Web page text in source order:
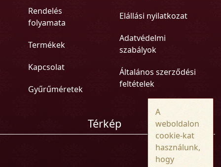
Rendelés
folyamata
Termékek
Kapcsolat
Gyűrűméretek
Elállási nyilatkozat
Adatvédelmi
szabályok
Általános szerződési
feltételek
Térkép
A
weboldalon
cookie-kat
használunk,
hogy